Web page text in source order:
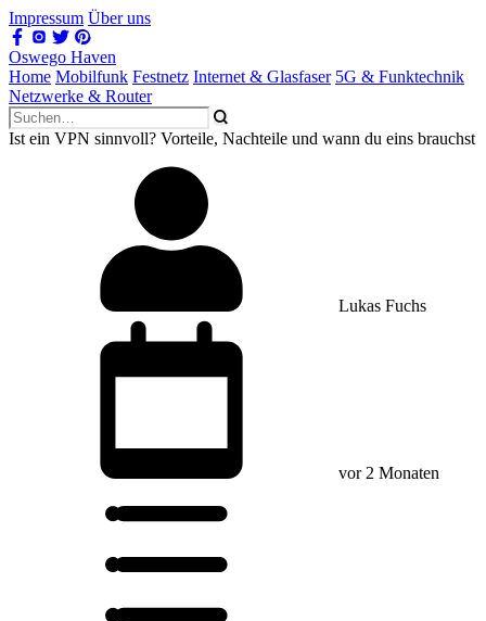
Impressum Über uns
Oswego Haven
Home Mobilfunk Festnetz Internet & Glasfaser 5G & Funktechnik
Netzwerke & Router
Ist ein VPN sinnvoll? Vorteile, Nachteile und wann du eins brauchst
Lukas Fuchs
vor 2 Monaten